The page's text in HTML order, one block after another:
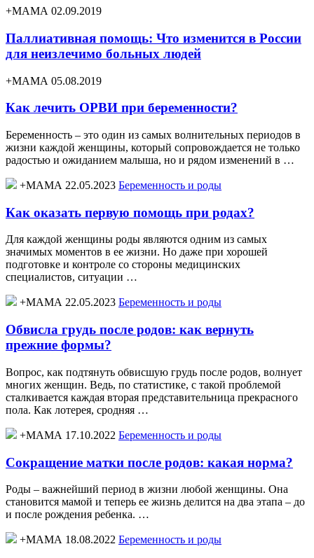
+МАМА 02.09.2019
Паллиативная помощь: Что изменится в России
для неизлечимо больных людей
+МАМА 05.08.2019
Как лечить ОРВИ при беременности?
Беременность – это один из самых волнительных периодов в
жизни каждой женщины, который сопровождается не только
радостью и ожиданием малыша, но и рядом изменений в …
+МАМА 22.05.2023 Беременность и роды
Как оказать первую помощь при родах?
Для каждой женщины роды являются одним из самых
значимых моментов в ее жизни. Но даже при хорошей
подготовке и контроле со стороны медицинских
специалистов, ситуации …
+МАМА 22.05.2023 Беременность и роды
Обвисла грудь после родов: как вернуть
прежние формы?
Вопрос, как подтянуть обвисшую грудь после родов, волнует
многих женщин. Ведь, по статистике, с такой проблемой
сталкивается каждая вторая представительница прекрасного
пола. Как лотерея, сродняя …
+МАМА 17.10.2022 Беременность и роды
Сокращение матки после родов: какая норма?
Роды – важнейший период в жизни любой женщины. Она
становится мамой и теперь ее жизнь делится на два этапа – до
и после рождения ребенка. …
+МАМА 18.08.2022 Беременность и роды